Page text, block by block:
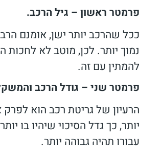
פרמטר ראשון – גיל הרכב.
ככל שהרכב יותר ישן, אומנם
נמוך יותר. לכן, מוטב לא לחכות
להמתין עם זה.
פרמטר שני – גודל הרכב
הרעיון של גריטת רכב הוא
יותר, כך גדל הסיכוי שיהיו בו
עבורו תהיה גבוהה יותר.